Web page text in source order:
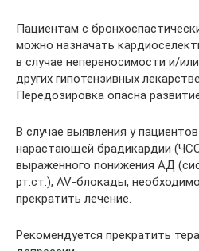
Пациентам с
можно назначать
в случае непереносимости и/
других гипотензивных
Передозировка опасна
В случае выявления у
нарастающей брадикардии
выраженного понижения АД
рт.ст.), AV-блокады,
прекратить лечение.
Рекомендуется прекратить